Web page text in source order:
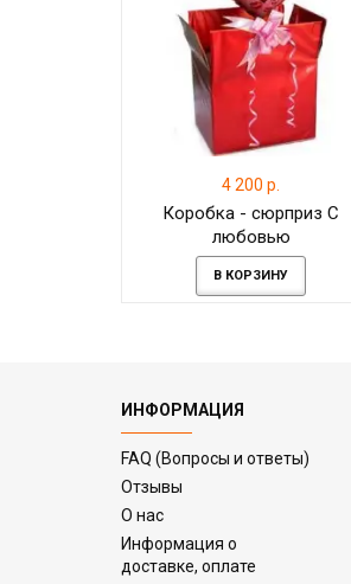
4 200 р.
Коробка - сюрприз С
любовью
В КОРЗИНУ
ИНФОРМАЦИЯ
FAQ (Вопросы и ответы)
Отзывы
О нас
Информация о
доставке, оплате